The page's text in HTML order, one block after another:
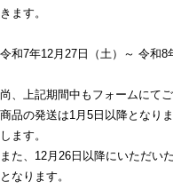
きます。
令和7年12月27日（土）～ 令和8
尚、上記期間中もフォームにて
商品の発送は1月5日以降となり
します。
また、12月26日以降にいただい
となります。